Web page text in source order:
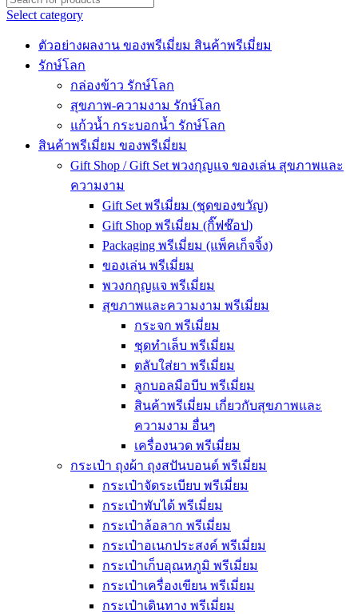
Select category
ตัวอย่างผลงาน ของพรีเมี่ยม สินค้าพรีเมี่ยม
รักษ์โลก
กล่องข้าว รักษ์โลก
สุขภาพ-ความงาม รักษ์โลก
แก้วน้ำ กระบอกน้ำ รักษ์โลก
สินค้าพรีเมี่ยม ของพรีเมี่ยม
Gift Shop / Gift Set พวงกุญแจ ของเล่น สุขภาพและ
ความงาม
Gift Set พรีเมี่ยม (ชุดของขวัญ)
Gift Shop พรีเมี่ยม (กิ๊ฟช๊อป)
Packaging พรีเมี่ยม (แพ็คเก็จจิ้ง)
ของเล่น พรีเมี่ยม
พวงกกุญแจ พรีเมี่ยม
สุขภาพและความงาม พรีเมี่ยม
กระจก พรีเมี่ยม
ชุดทำเล็บ พรีเมี่ยม
ตลับใส่ยา พรีเมี่ยม
ลูกบอลมือบีบ พรีเมี่ยม
สินค้าพรีเมี่ยม เกี่ยวกับสุขภาพและ
ความงาม อื่นๆ
เครื่องนวด พรีเมี่ยม
กระเป๋า ถุงผ้า ถุงสปันบอนด์ พรีเมี่ยม
กระเป๋าจัดระเบียบ พรีเมี่ยม
กระเป๋าพับได้ พรีเมี่ยม
กระเป๋าล้อลาก พรีเมี่ยม
กระเป๋าอเนกประสงค์ พรีเมี่ยม
กระเป๋าเก็บอุณหภูมิ พรีเมี่ยม
กระเป๋าเครื่องเขียน พรีเมี่ยม
กระเป๋าเดินทาง พรีเมี่ยม